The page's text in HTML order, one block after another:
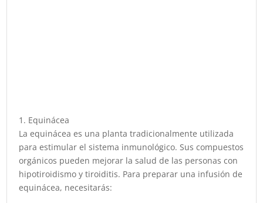
1. Equinácea
La equinácea es una planta tradicionalmente utilizada
para estimular el sistema inmunológico. Sus compuestos
orgánicos pueden mejorar la salud de las personas con
hipotiroidismo y tiroiditis. Para preparar una infusión de
equinácea, necesitarás: